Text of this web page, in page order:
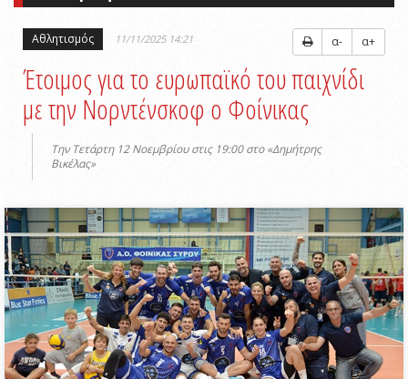
Αθλητισμός 11/11/2025 14:21 α- α+
Έτοιμος για το ευρωπαϊκό του παιχνίδι
με την Νορντένσκοφ ο Φοίνικας
Tην Τετάρτη 12 Νοεμβρίου στις 19:00 στο «Δημήτρης
Βικέλας»